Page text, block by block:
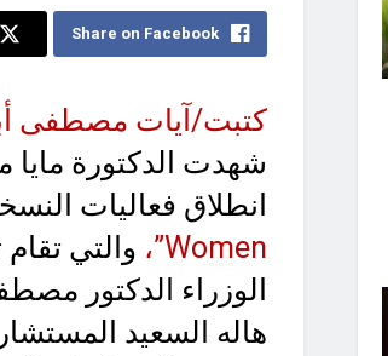
Share on Facebook
كتبت/آيات مصطفى
شهدت الدكتورة مايا
انطلاق فعاليات
Women”،
والتي
الوزراء الدكتور
هاله السعيد